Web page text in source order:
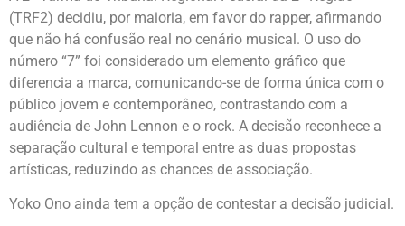
(TRF2) decidiu, por maioria, em favor do rapper, afirmando
que não há confusão real no cenário musical. O uso do
número “7” foi considerado um elemento gráfico que
diferencia a marca, comunicando-se de forma única com o
público jovem e contemporâneo, contrastando com a
audiência de John Lennon e o rock. A decisão reconhece a
separação cultural e temporal entre as duas propostas
artísticas, reduzindo as chances de associação.
Yoko Ono ainda tem a opção de contestar a decisão judicial.